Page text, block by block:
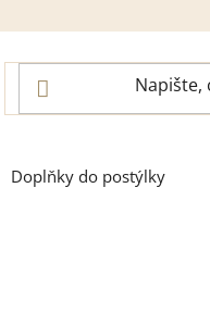
Doplňky do postýlky